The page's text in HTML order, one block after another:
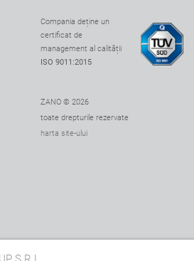
Compania deține un
certificat de
management al calității
ISO 9011:2015
ZANO © 2026
toate drepturile rezervate
harta site-ului